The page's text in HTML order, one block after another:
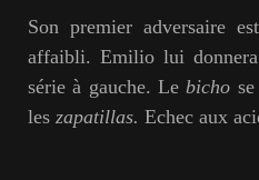
Son premier adversaire
affaibli. Emilio lui
série à gauche. Lebicho
les zapatillas. Echec aux